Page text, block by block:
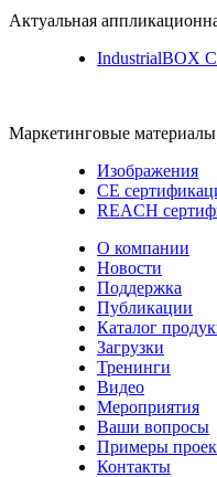
Актуальная
IndustrialBOX
Маркетинговые материалы
Изображения
CE
REACH
О компании
Новости
Поддержка
Публикации
Каталог
Загрузки
Тренинги
Видео
Мероприятия
Ваши вопросы
Примеры
Контакты